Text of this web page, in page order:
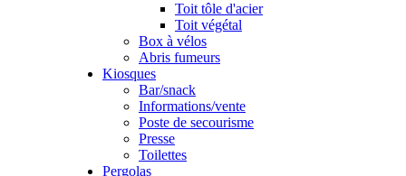
Toit tôle d'acier
Toit végétal
Box à vélos
Abris fumeurs
Kiosques
Bar/snack
Informations/vente
Poste de secourisme
Presse
Toilettes
Pergolas